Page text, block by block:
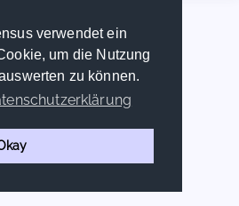
verwendet ein
um die Nutzung
zu können.